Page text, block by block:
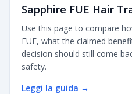
Sapphire FUE Hair
Use this page to compare
FUE, what the claimed
decision should still come
safety.
Leggi la guida →